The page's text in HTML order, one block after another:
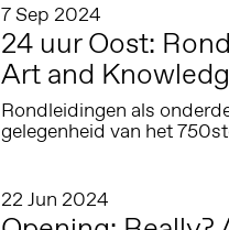
7 Sep 2024
24 uur Oost:
Art and
Rondleidingen als
gelegenheid van het
22 Jun 2024